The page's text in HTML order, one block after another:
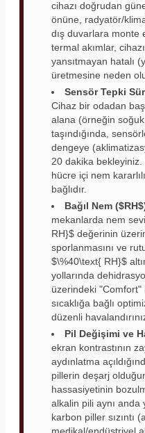
cihazı doğrudan
önüne, radyatör/
dış duvarlara monte
termal akımlar,
yansıtmayan hatalı
üretmesine neden
Sensör Tepki
Cihaz bir odadan
alana (örneğin
taşındığında,
dengeye
20 dakika
hücre içi nem
bağlıdır.
Bağıl Nem
mekanlarda nem
RH}$ değerinin
sporlanmasını ve
$\%40\text{ RH}$
yollarında
üzerindeki "Comfort"
sıcaklığa bağlı
düzenli
Pil Değişimi ve
ekran kontrastının
aydınlatma
pillerin deşarj
hassasiyetinin
alkalin pili aynı
karbon piller sızıntı